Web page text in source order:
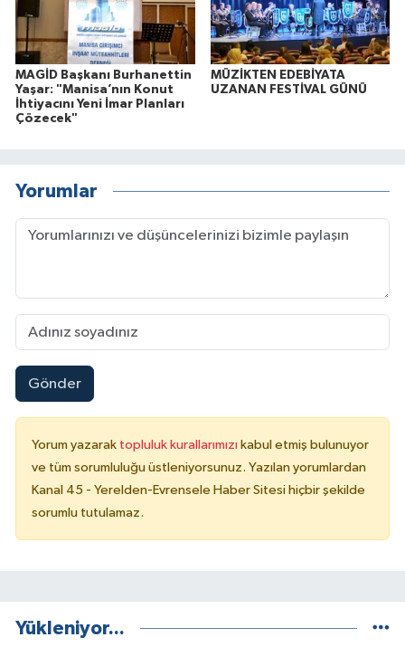
MAGİD Başkanı Burhanettin
Yaşar: "Manisa’nın Konut
İhtiyacını Yeni İmar Planları
Çözecek"
MÜZİKTEN EDEBİYATA
UZANAN FESTİVAL GÜNÜ
Yorumlar
Gönder
Yorum yazarak topluluk kurallarımızı kabul etmiş bulunuyor
ve tüm sorumluluğu üstleniyorsunuz. Yazılan yorumlardan
Kanal 45 - Yerelden-Evrensele Haber Sitesi hiçbir şekilde
sorumlu tutulamaz.
Yükleniyor...